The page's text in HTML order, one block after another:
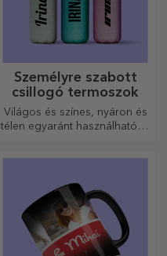
Személyre szabott
csillogó termoszok
Világos és színes, nyáron és
télen egyaránt használható, a
őket!